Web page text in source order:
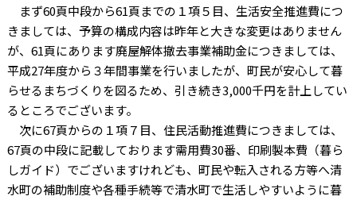
まず60頁中段から61頁までの１項５目、生活安全推進費につ
きましては、予算の構成内容は昨年と大きな変更はありません
が、61頁にあります廃屋解体撤去事業補助金につきましては、
平成27年度から３年間事業を行いましたが、町民が安心して暮
らせるまちづくりを図るため、引き続き3,000千円を計上してい
るところでございます。
次に67頁からの１項７目、住民活動推進費につきましては、
67頁の中段に記載しております需用費30番、印刷製本費（暮ら
しガイド）でございますけれども、町民や転入される方等へ清
水町の補助制度や各種手続等で清水町で生活しやすいように暮